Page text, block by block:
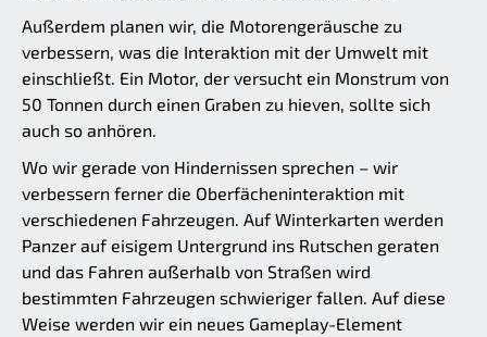
Außerdem planen wir, die Motorengeräusche zu
verbessern, was die Interaktion mit der Umwelt mit
einschließt. Ein Motor, der versucht ein Monstrum von
50 Tonnen durch einen Graben zu hieven, sollte sich
auch so anhören.
Wo wir gerade von Hindernissen sprechen – wir
verbessern ferner die Oberfächeninteraktion mit
verschiedenen Fahrzeugen. Auf Winterkarten werden
Panzer auf eisigem Untergrund ins Rutschen geraten
und das Fahren außerhalb von Straßen wird
bestimmten Fahrzeugen schwieriger fallen. Auf diese
Weise werden wir ein neues Gameplay-Element